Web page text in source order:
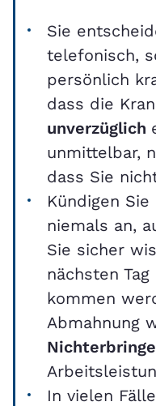
Sie
telefonisch,
persönlich
dass die
unverzüglich
unmittelbar,
dass Sie
Kündigen Sie
niemals an,
Sie sicher
nächsten
kommen
Abmahnung
In vielen